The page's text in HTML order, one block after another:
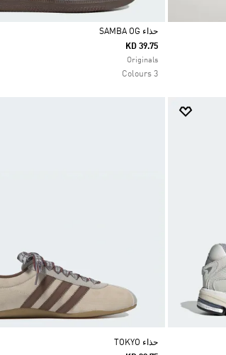
Selected
حذاء SAMBA OG
KD 39.75
Originals
3 Colours
حذاء TOKYO